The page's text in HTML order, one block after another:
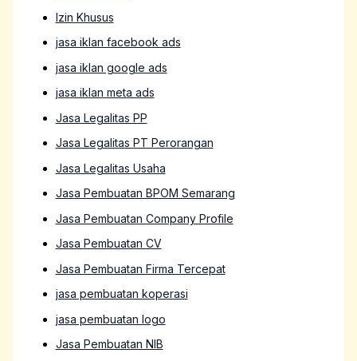
Izin Khusus
jasa iklan facebook ads
jasa iklan google ads
jasa iklan meta ads
Jasa Legalitas PP
Jasa Legalitas PT Perorangan
Jasa Legalitas Usaha
Jasa Pembuatan BPOM Semarang
Jasa Pembuatan Company Profile
Jasa Pembuatan CV
Jasa Pembuatan Firma Tercepat
jasa pembuatan koperasi
jasa pembuatan logo
Jasa Pembuatan NIB